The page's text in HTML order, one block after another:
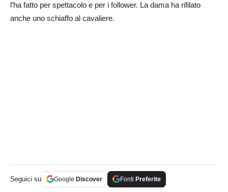
l’ha fatto per spettacolo e per i follower. La dama ha rifilato
anche uno schiaffo al cavaliere.
Seguici su Google Discover Fonti Preferite